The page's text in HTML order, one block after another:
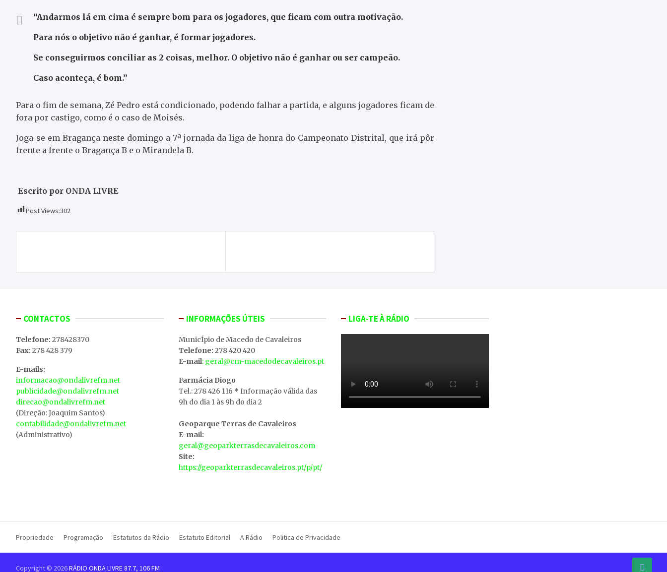
“Andarmos lá em cima é sempre bom para os jogadores, que ficam com outra motivação.
Para nós o objetivo não é ganhar, é formar jogadores.
Se conseguirmos conciliar as 2 coisas, melhor. O objetivo não é ganhar ou ser campeão.
Caso aconteça, é bom.”
Para o fim de semana, Zé Pedro está condicionado, podendo falhar a partida, e alguns jogadores ficam de
fora por castigo, como é o caso de Moisés.
Joga-se em Bragança neste domingo a 7ª jornada da liga de honra do Campeonato Distrital, que irá pôr
frente a frente o Bragança B e o Mirandela B.
Escrito por ONDA LIVRE
Post Views:302
CONTACTOS
Telefone: 278428370
Fax: 278 428 379
E-mails:
informacao@ondalivrefm.net
publicidade@ondalivrefm.net
direcao@ondalivrefm.net
(Direção: Joaquim Santos)
contabilidade@ondalivrefm.net
(Administrativo)
INFORMAÇÕES ÚTEIS
MunicÍpio de Macedo de Cavaleiros
Telefone: 278 420 420
E-mail: geral@cm-macedodecavaleiros.pt
Farmácia Diogo
Tel.: 278 426 116 * Informação válida das
9h do dia 1 às 9h do dia 2
Geoparque Terras de Cavaleiros
E-mail:
geral@geoparkterrasdecavaleiros.com
Site:
https://geoparkterrasdecavaleiros.pt/p/pt/
LIGA-TE À RÁDIO
Propriedade Programação Estatutos da Rádio Estatuto Editorial A Rádio Politica de Privacidade
Copyright © 2026RÁDIO ONDA LIVRE 87.7, 106 FM